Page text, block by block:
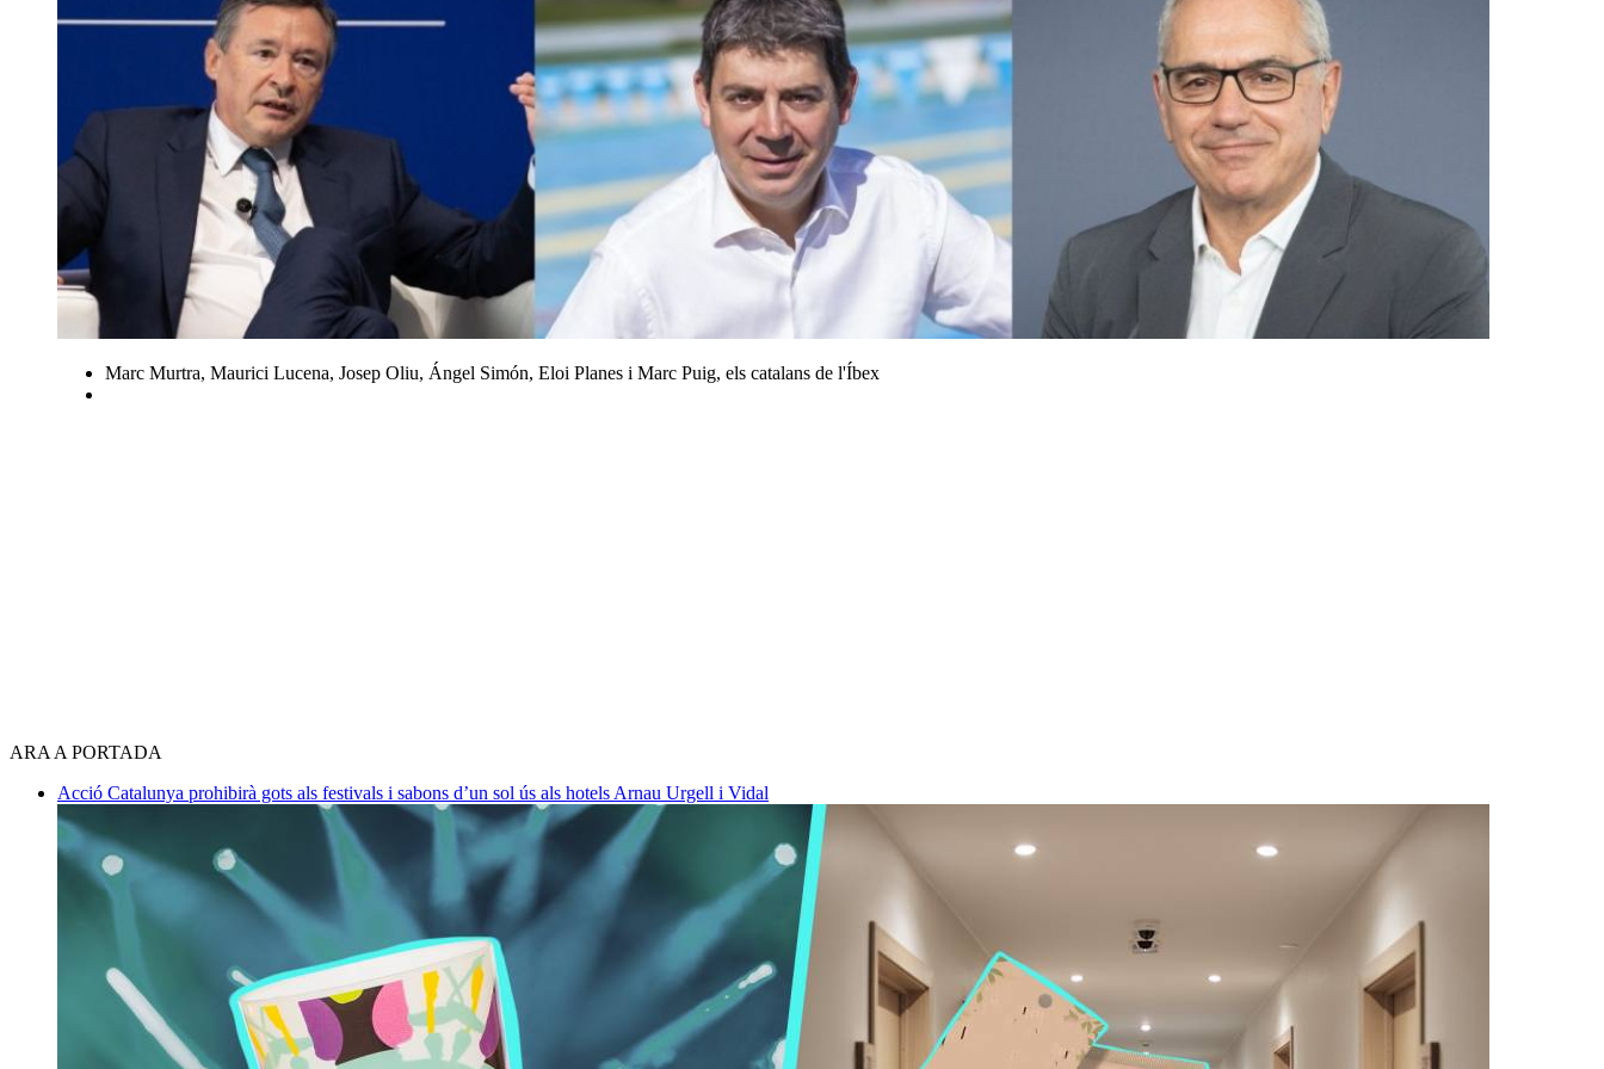
Marc Murtra, Maurici Lucena, Josep Oliu, Ángel Simón, Eloi Planes i Marc Puig, els catalans de l'Íbex
ARA A PORTADA
Acció Catalunya prohibirà gots als festivals i sabons d’un sol ús als hotels Arnau Urgell i Vidal